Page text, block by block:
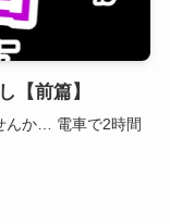
【前篇】
んか… 電車で2時間